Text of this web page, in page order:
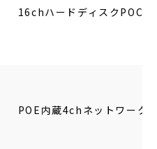
16chハードディスクPOCレ
POE内蔵4chネットワーク